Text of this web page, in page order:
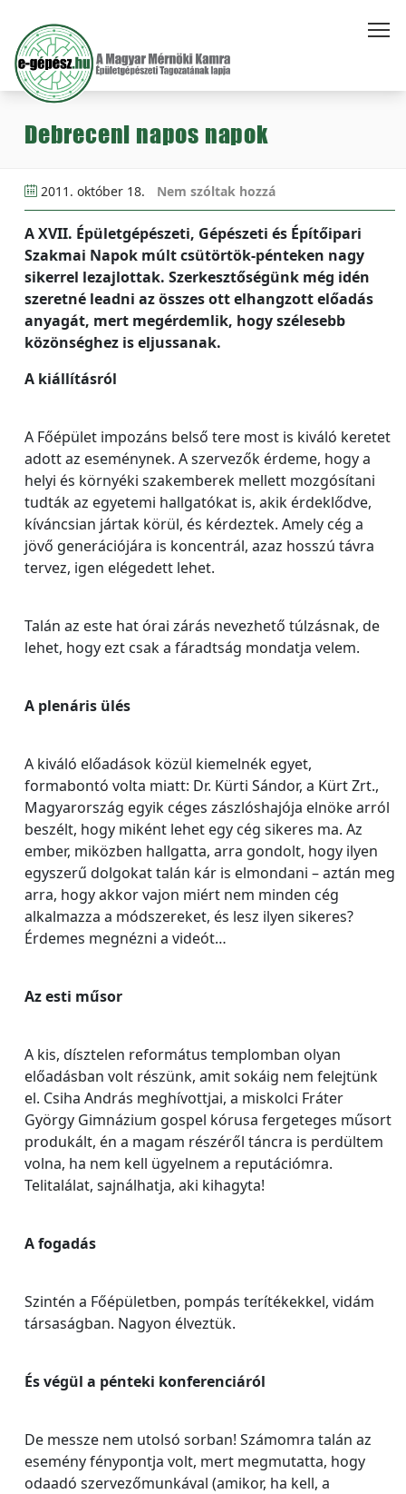
Debreceni napos napok
2011. október 18. Nem szóltak hozzá
A XVII. Épületgépészeti, Gépészeti és Építőipari
Szakmai Napok múlt csütörtök-pénteken nagy
sikerrel lezajlottak. Szerkesztőségünk még idén
szeretné leadni az összes ott elhangzott előadás
anyagát, mert megérdemlik, hogy szélesebb
közönséghez is eljussanak.
A kiállításról
A Főépület impozáns belső tere most is kiváló keretet
adott az eseménynek. A szervezők érdeme, hogy a
helyi és környéki szakemberek mellett mozgósítani
tudták az egyetemi hallgatókat is, akik érdeklődve,
kíváncsian jártak körül, és kérdeztek. Amely cég a
jövő generációjára is koncentrál, azaz hosszú távra
tervez, igen elégedett lehet.
Talán az este hat órai zárás nevezhető túlzásnak, de
lehet, hogy ezt csak a fáradtság mondatja velem.
A plenáris ülés
A kiváló előadások közül kiemelnék egyet,
formabontó volta miatt: Dr. Kürti Sándor, a Kürt Zrt.,
Magyarország egyik céges zászlóshajója elnöke arról
beszélt, hogy miként lehet egy cég sikeres ma. Az
ember, miközben hallgatta, arra gondolt, hogy ilyen
egyszerű dolgokat talán kár is elmondani – aztán meg
arra, hogy akkor vajon miért nem minden cég
alkalmazza a módszereket, és lesz ilyen sikeres?
Érdemes megnézni a videót…
Az esti műsor
A kis, dísztelen református templomban olyan
előadásban volt részünk, amit sokáig nem felejtünk
el. Csiha András meghívottjai, a miskolci Fráter
György Gimnázium gospel kórusa fergeteges műsort
produkált, én a magam részéről táncra is perdültem
volna, ha nem kell ügyelnem a reputációmra.
Telitalálat, sajnálhatja, aki kihagyta!
A fogadás
Szintén a Főépületben, pompás terítékekkel, vidám
társaságban. Nagyon élveztük.
És végül a pénteki konferenciáról
De messze nem utolsó sorban! Számomra talán az
esemény fénypontja volt, mert megmutatta, hogy
odaadó szervezőmunkával (amikor, ha kell, a